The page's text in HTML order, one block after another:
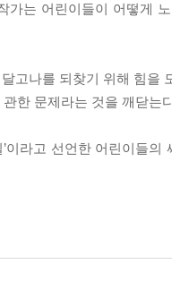
는 어린이들이 어떻게
고나를 되찾기 위해 힘을
한 문제라는 것을 깨닫는
라고 선언한 어린이들의